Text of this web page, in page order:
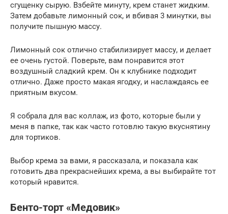
сгущенку сырую. Взбейте минуту, крем станет жидким.
Затем добавьте лимонный сок, и вбивая 3 минутки, вы
получите пышную массу.
Лимонный сок отлично стабилизирует массу, и делает
ее очень густой. Поверьте, вам понравится этот
воздушный сладкий крем. Он к клубнике подходит
отлично. Даже просто макая ягодку, и наслаждаясь ее
приятным вкусом.
Я собрала для вас коллаж, из фото, которые были у
меня в папке, так как часто готовлю такую вкуснятину
для тортиков.
Выбор крема за вами, я рассказала, и показала как
готовить два прекраснейших крема, а вы выбирайте тот
который нравится.
Бенто-торт «Медовик»